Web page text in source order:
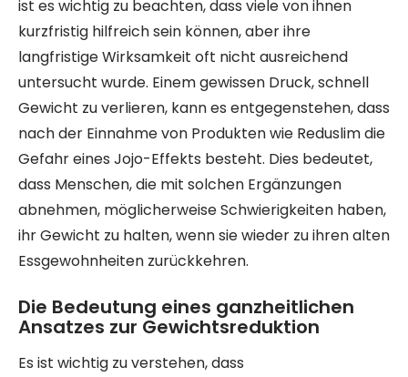
ist es wichtig zu beachten, dass viele von ihnen
kurzfristig hilfreich sein können, aber ihre
langfristige Wirksamkeit oft nicht ausreichend
untersucht wurde. Einem gewissen Druck, schnell
Gewicht zu verlieren, kann es entgegenstehen, dass
nach der Einnahme von Produkten wie Reduslim die
Gefahr eines Jojo-Effekts besteht. Dies bedeutet,
dass Menschen, die mit solchen Ergänzungen
abnehmen, möglicherweise Schwierigkeiten haben,
ihr Gewicht zu halten, wenn sie wieder zu ihren alten
Essgewohnheiten zurückkehren.
Die Bedeutung eines ganzheitlichen
Ansatzes zur Gewichtsreduktion
Es ist wichtig zu verstehen, dass